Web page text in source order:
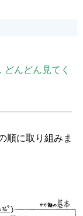
んどん見てく
に取り組みま